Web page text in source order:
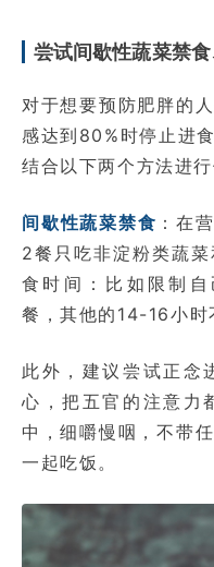
尝试间歇性蔬菜禁
对于想要预防肥胖的
感达到80%时停止进
结合以下两个方法进
间歇性蔬菜禁食 ：在
2餐只吃非淀粉类蔬
食时间：比如限制
餐，其他的14-16小时
此外，建议尝试正念
心，把五官的注意力
中，细嚼慢咽，不带
一起吃饭。